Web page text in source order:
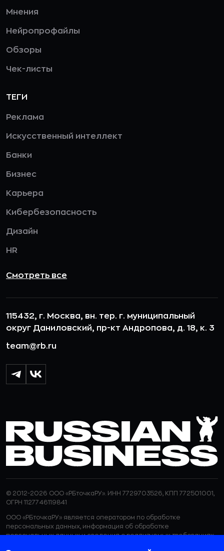
Мнения
Нейропрофайлы
Обзоры
Чек-листы
ТЕГИ
Реклама
Искусственный интеллект
Банки
Бизнес
Карьера
Кибербезопасность
Дизайн
HR
Смотреть все
115432, г. Москва, вн. тер. г. муниципальный
округ Даниловский, пр-кт Андропова, д. 18, к. 3
team@rb.ru
© 2012-2026 ООО «РБточкаРУ». ИНН 7729703526, КПП 772501001,
ОГРН 1127746119841
ООО «РБточкаРУ» является оператором по обработке
персональных данных, информация об обработке
персональных данных и сведения о реализуемых требованиях